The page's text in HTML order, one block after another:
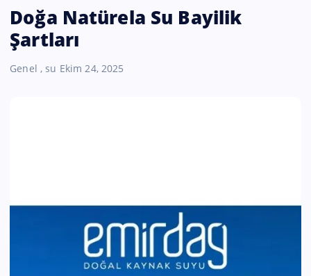
Doğa Natürela Su Bayilik
Şartları
Genel , su Ekim 24, 2025